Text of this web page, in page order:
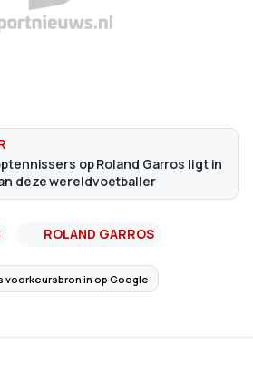
op Roland Garros ligt in
deze wereldvoetballer
ROLAND GARROS
voorkeursbron in op Google